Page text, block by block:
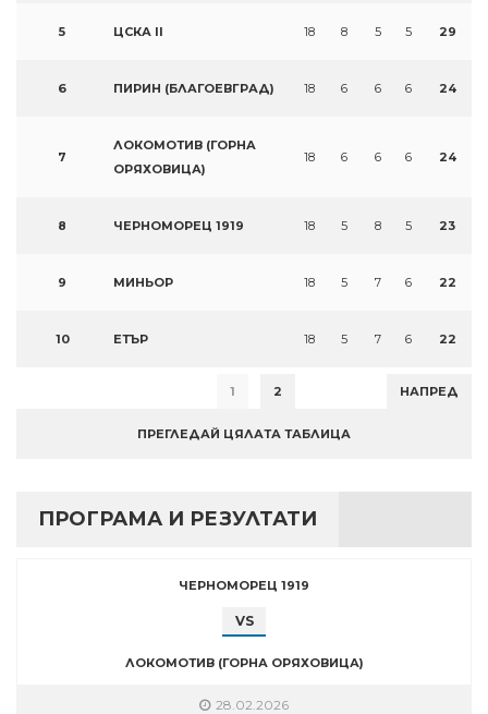
5 ЦСКА II 18 8 5 5 29
6 ПИРИН (БЛАГОЕВГРАД) 18 6 6 6 24
7
ЛОКОМОТИВ (ГОРНА
ОРЯХОВИЦА)
18 6 6 6 24
8 ЧЕРНОМОРЕЦ 1919 18 5 8 5 23
9 МИНЬОР 18 5 7 6 22
10 ЕТЪР 18 5 7 6 22
1 2 НАПРЕД
ПРЕГЛЕДАЙ ЦЯЛАТА ТАБЛИЦА
ПРОГРАМА И РЕЗУЛТАТИ
ЧЕРНОМОРЕЦ 1919
VS
ЛОКОМОТИВ (ГОРНА ОРЯХОВИЦА)
28.02.2026